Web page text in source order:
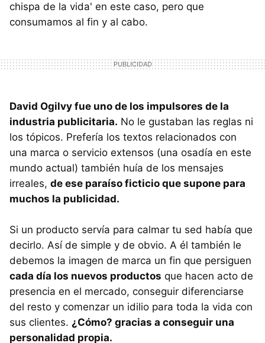
chispa de la vida' en este caso, pero que
consumamos al fin y al cabo.
David Ogilvy fue uno de los impulsores de la
industria publicitaria. No le gustaban las reglas ni
los tópicos. Prefería los textos relacionados con
una marca o servicio extensos (una osadía en este
mundo actual) también huía de los mensajes
irreales, de ese paraíso ficticio que supone para
muchos la publicidad.
Si un producto servía para calmar tu sed había que
decirlo. Así de simple y de obvio. A él también le
debemos la imagen de marca un fin que persiguen
cada día los nuevos productos que hacen acto de
presencia en el mercado, conseguir diferenciarse
del resto y comenzar un idilio para toda la vida con
sus clientes. ¿Cómo? gracias a conseguir una
personalidad propia.